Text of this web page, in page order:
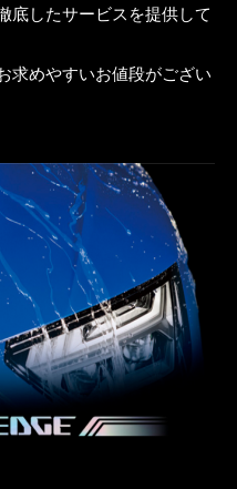
底したサービスを提供して
求めやすいお値段がござい